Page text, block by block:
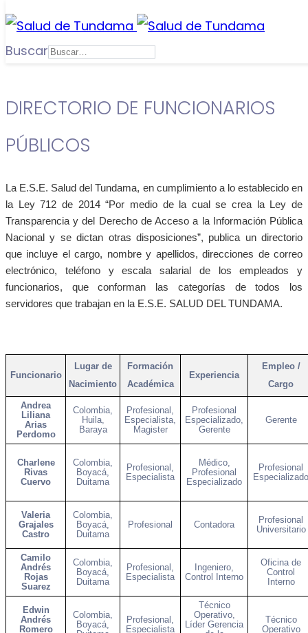
Buscar
DIRECTORIO DE FUNCIONARIOS
PÚBLICOS
La E.S.E. Salud del Tundama, en cumplimiento a lo establecido en
la Ley 712 de 2014 “Por medio de la cual se crea la Ley de
Transparencia y del Derecho de Acceso a la Información Pública
Nacional y se dictan otras disposiciones”, publica un directorio
que incluye el cargo, nombre y apellidos, direcciones de correo
electrónico, teléfono y escala salarial de los empleados y
funcionarios, que conforman las categorías de todos los
servidores que trabajan en la E.S.E. SALUD DEL TUNDAMA.
Funcionario
Lugar de
Nacimiento
Formación
Académica
Experiencia
Empleo /
Cargo
Andrea
Liliana
Arias
Perdomo
Colombia,
Huila,
Baraya
Profesional,
Especialista,
Magister
Profesional
Especializado,
Gerente
Gerente
Charlene
Rivas
Cuervo
Colombia,
Boyacá,
Duitama
Profesional,
Especialista
Médico,
Profesional
Especializado
Profesional
Especializado
Valeria
Grajales
Castro
Colombia,
Boyacá,
Duitama
Profesional Contadora
Profesional
Universitario
Camilo
Andrés
Rojas
Suarez
Colombia,
Boyacá,
Duitama
Profesional,
Especialista
Ingeniero,
Control Interno
Oficina de
Control
Interno
Edwin
Andrés
Romero
Colombia,
Boyacá,
Profesional,
Especialista
Técnico
Operativo,
Líder Gerencia
Técnico
Operativo